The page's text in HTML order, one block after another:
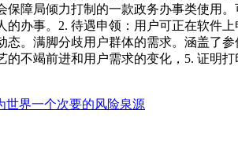
障局倾力打制的一款政务办事类使用
办事。2. 待遇申领：用户可正在软件
。满脚分歧用户群体的需求。涵盖了
不竭前进和用户需求的变化，5. 证明
世界一个次要的风险泉源